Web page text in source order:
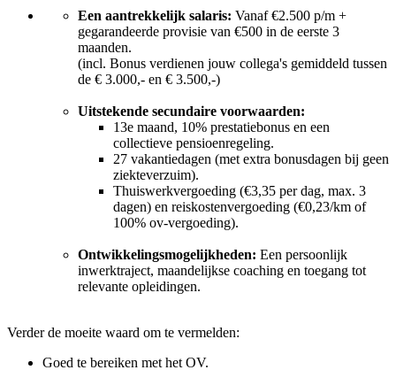
Een aantrekkelijk salaris: Vanaf €2.500 p/m +
gegarandeerde provisie van €500 in de eerste 3
maanden.
(incl. Bonus verdienen jouw collega's gemiddeld tussen
de € 3.000,- en € 3.500,-)
Uitstekende secundaire voorwaarden:
13e maand, 10% prestatiebonus en een
collectieve pensioenregeling.
27 vakantiedagen (met extra bonusdagen bij geen
ziekteverzuim).
Thuiswerkvergoeding (€3,35 per dag, max. 3
dagen) en reiskostenvergoeding (€0,23/km of
100% ov-vergoeding).
Ontwikkelingsmogelijkheden: Een persoonlijk
inwerktraject, maandelijkse coaching en toegang tot
relevante opleidingen.
Verder de moeite waard om te vermelden:
Goed te bereiken met het OV.